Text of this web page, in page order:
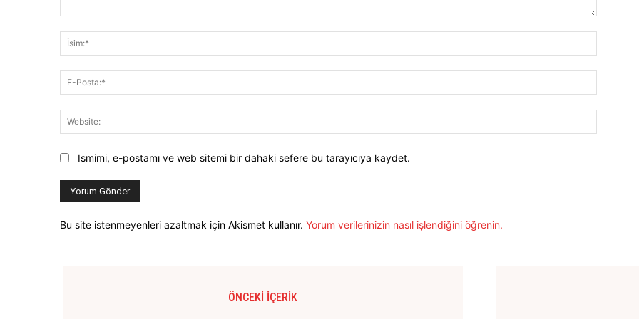
Posta:*
Ismimi, e-postamı ve web sitemi bir dahaki sefere bu tarayıcıya kaydet.
Bu site istenmeyenleri azaltmak için Akismet kullanır. Yorum verilerinizin nasıl işlendiğini öğrenin.
ÖNCEKI İÇERIK